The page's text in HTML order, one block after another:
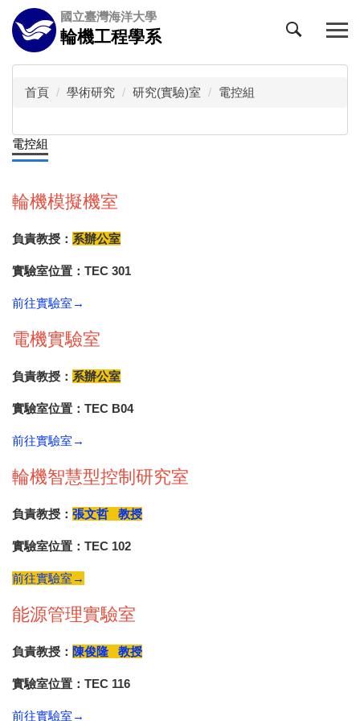
跳
到
主
要
國立臺灣海洋大學
輪機工程學系
首頁 學術研究 研究(實驗)室 電控組
電控組
輪機模擬機室
負責教授： 系辦公室
實驗室位置：TEC 301
前往實驗室→
電機實驗室
負責教授： 系辦公室
實驗室位置：TEC B04
前往實驗室→
輪機智慧型控制研究室
負責教授： 張文哲 教授
實驗室位置：TEC 102
前往實驗室→
能源管理實驗室
負責教授： 陳俊隆 教授
實驗室位置：TEC 116
前往實驗室→